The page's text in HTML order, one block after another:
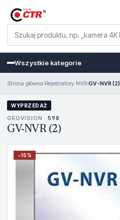
Wszystkie kategorie
Strona główna›Rejestratory NVR›GV-NVR (2)
WYPRZEDAŻ
GEOVISION · 598
GV-NVR (2)
−15%